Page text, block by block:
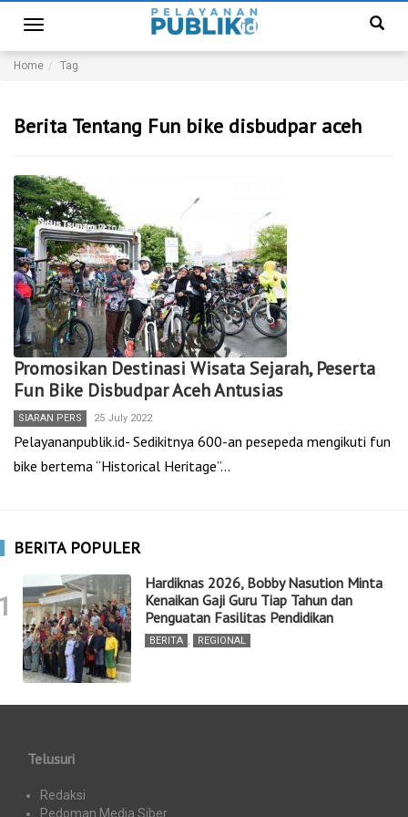
Toggle
navigation
Home Tag
Berita Tentang Fun bike disbudpar aceh
Promosikan Destinasi Wisata Sejarah, Peserta
Fun Bike Disbudpar Aceh Antusias
SIARAN PERS 25 July 2022
Pelayananpublik.id- Sedikitnya 600-an pesepeda mengikuti fun
bike bertema “Historical Heritage”…
BERITA POPULER
Hardiknas 2026, Bobby Nasution Minta
Kenaikan Gaji Guru Tiap Tahun dan
Penguatan Fasilitas Pendidikan
BERITA , REGIONAL
Telusuri
Redaksi
Pedoman Media Siber